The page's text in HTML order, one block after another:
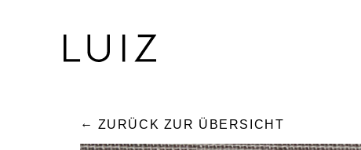
ZURÜCK ZUR ÜBERSICHT